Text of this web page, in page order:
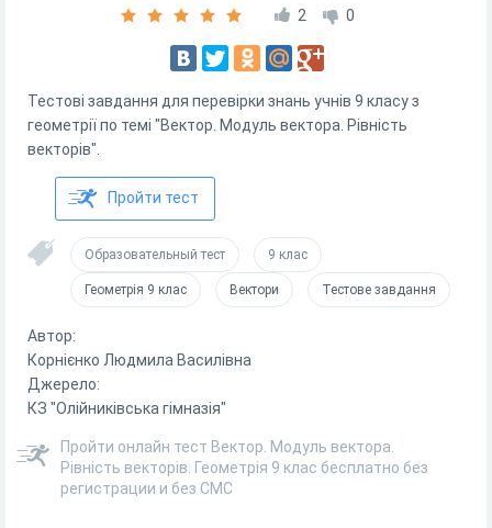
2 0
Тестові завдання для перевірки знань учнів 9 класу з
геометрії по темі "Вектор. Модуль вектора. Рівність
векторів".
Пройти тест
Образовательный тест 9 клас
Геометрія 9 клас Вектори Тестове завдання
Автор:
Корнієнко Людмила Василівна
Джерело:
КЗ "Олійниківська гімназія"
Пройти онлайн тест Вектор. Модуль вектора.
Рівність векторів. Геометрія 9 клас бесплатно без
регистрации и без СМС